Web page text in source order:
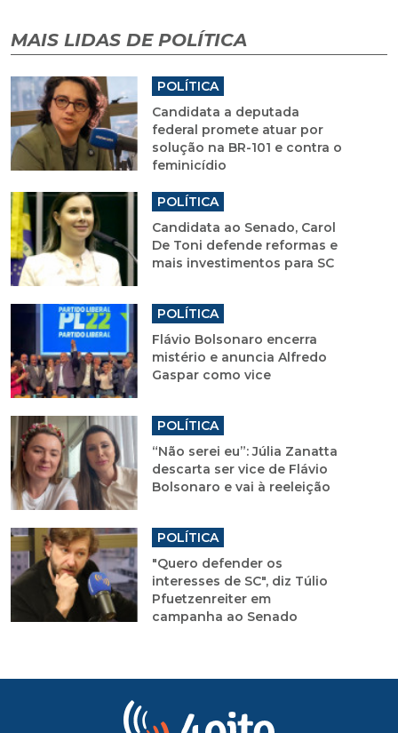
MAIS LIDAS DE POLÍTICA
POLÍTICA
Candidata a deputada
federal promete atuar por
solução na BR-101 e contra o
feminicídio
POLÍTICA
Candidata ao Senado, Carol
De Toni defende reformas e
mais investimentos para SC
POLÍTICA
Flávio Bolsonaro encerra
mistério e anuncia Alfredo
Gaspar como vice
POLÍTICA
“Não serei eu”: Júlia Zanatta
descarta ser vice de Flávio
Bolsonaro e vai à reeleição
POLÍTICA
"Quero defender os
interesses de SC", diz Túlio
Pfuetzenreiter em
campanha ao Senado